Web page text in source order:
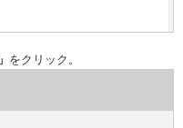
をクリック。